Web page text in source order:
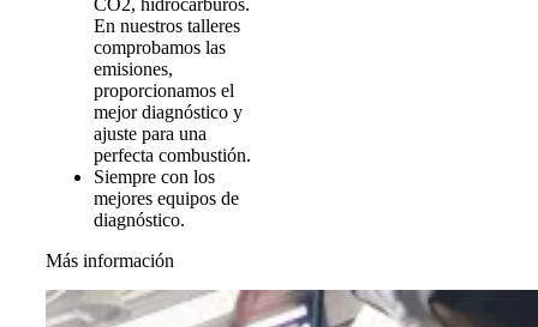
En nuestros talleres
comprobamos las
emisiones,
proporcionamos el
mejor diagnóstico y
ajuste para una
perfecta combustión.
Siempre con los
mejores equipos de
diagnóstico.
Más información